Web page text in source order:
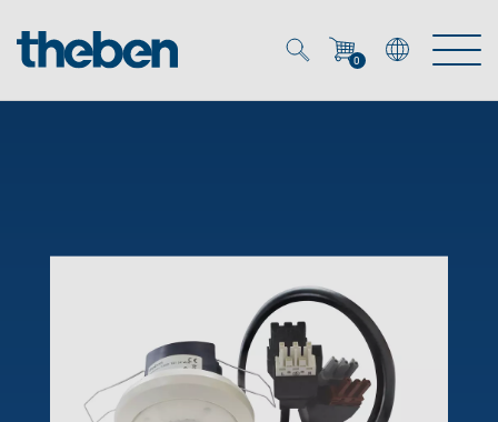
0
Smart Home
OEM
Ansprechpartner OEM
Zeit- und Lichtsteuerung